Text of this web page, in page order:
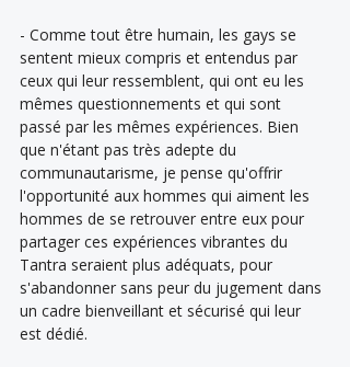
- Comme tout être humain, les gays se
sentent mieux compris et entendus par
ceux qui leur ressemblent, qui ont eu les
mêmes questionnements et qui sont
passé par les mêmes expériences. Bien
que n'étant pas très adepte du
communautarisme, je pense qu'offrir
l'opportunité aux hommes qui aiment les
hommes de se retrouver entre eux pour
partager ces expériences vibrantes du
Tantra seraient plus adéquats, pour
s'abandonner sans peur du jugement dans
un cadre bienveillant et sécurisé qui leur
est dédié.